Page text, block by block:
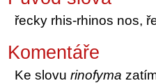
řecky rhis-rhinos nos,
Komentáře
Ke slovurinofyma